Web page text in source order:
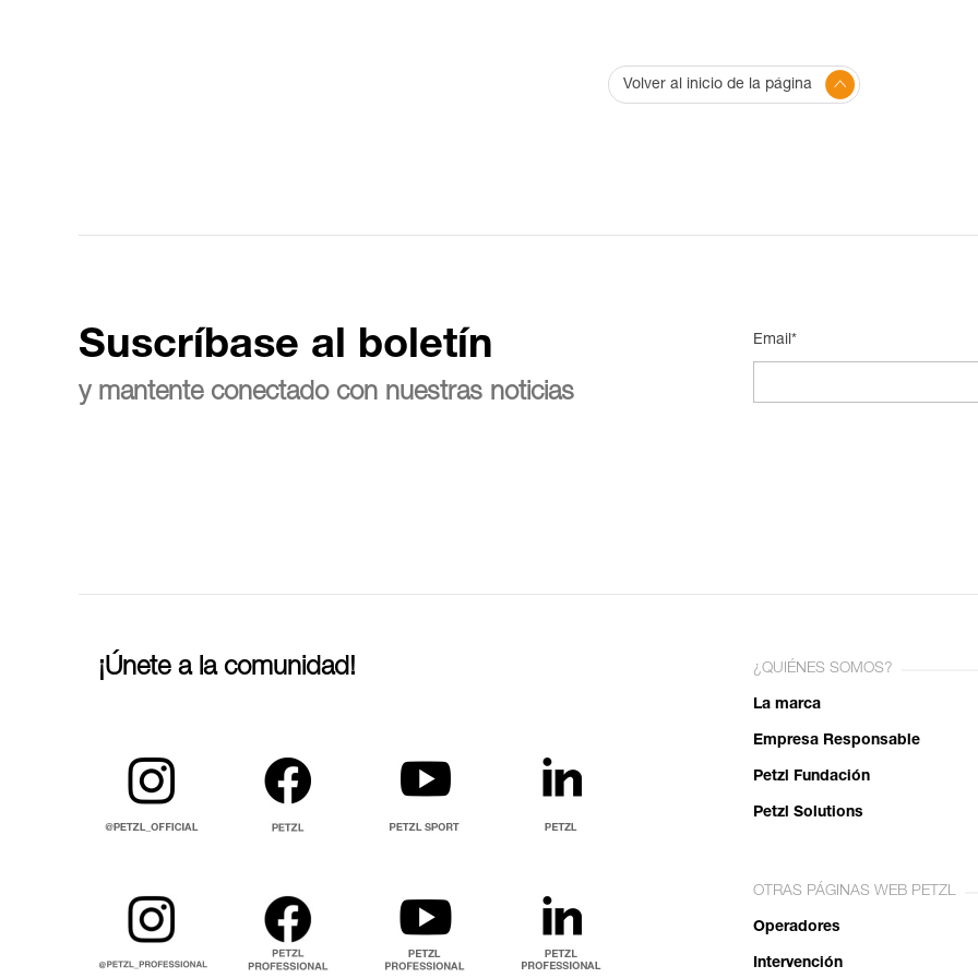
Volver al inicio de la página
Suscríbase al boletín
y mantente conectado con nuestras noticias
Email*
¡Únete a la comunidad! ¿QUIÉNES SOMOS?
La marca
Empresa Responsable
Petzl Fundación
Petzl Solutions
OTRAS PÁGINAS WEB PETZL
Operadores
Intervención